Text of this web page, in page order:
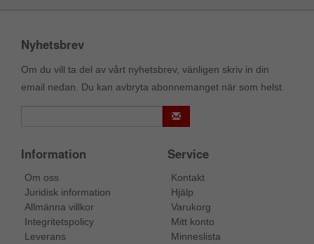
Nyhetsbrev
Om du vill ta del av vårt nyhetsbrev, vänligen skriv in din
email nedan. Du kan avbryta abonnemanget när som helst.
Information
Om oss
Juridisk information
Allmänna villkor
Integritetspolicy
Leverans
Service
Kontakt
Hjälp
Varukorg
Mitt konto
Minneslista